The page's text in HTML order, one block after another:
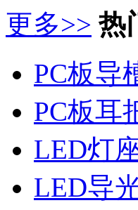
更多>> 热
PC板导
PC板耳
LED灯
LED导